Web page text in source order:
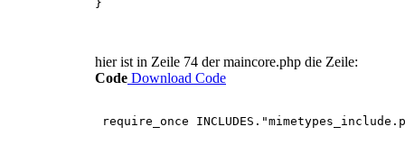
}
hier ist in Zeile 74 der maincore.php die Zeile:
Code Download Code
require_once